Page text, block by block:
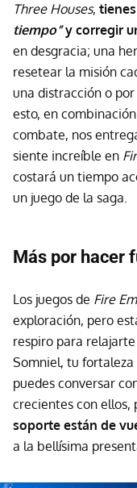
Three Houses,
tiempo”y corregir
en desgracia; una
resetear la misión
una distracción o
esto, en
combate, nos
siente increíble en
costará un tiempo
un juego de la saga.
Más por hacer
Los juegos de Fire
exploración, pero
respiro para
Somniel, tu fortaleza
puedes conversar
crecientes con ellos,
soporte están de
a la bellísima